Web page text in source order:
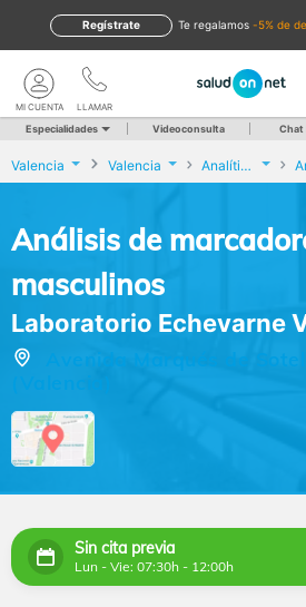
te regalamos -5% de
Regístrate
LLAMAR
MI CUENTA
Especialidades Videoconsulta Chat
Valencia Valencia Analíticas y Genética
Análisis de
masculinos
Laboratorio Echevarne
Sin cita previa
Lun - Vie: 07:30h - 12:00h